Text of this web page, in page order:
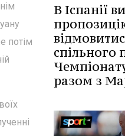
потім
В Іспанії
спільного
разом з